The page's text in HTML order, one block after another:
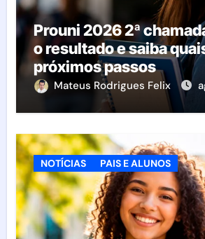
Prouni 2026 2ª
o resultado e saiba
próximos passos
Mateus Rodrigues Felix
NOTÍCIAS PAIS E ALUNOS